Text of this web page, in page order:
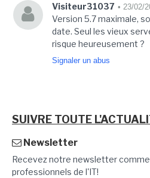
Visiteur31037 • 23/02/
Version 5.7 maximale,
date. Seul les vieux
risque heureusement ?
Signaler un abus
SUIVRE TOUTE
Newsletter
Recevez notre newsletter
professionnels de l'IT!